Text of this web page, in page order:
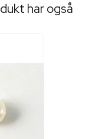
har også